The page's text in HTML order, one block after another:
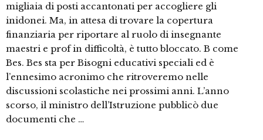
migliaia di posti accantonati per accogliere gli
inidonei. Ma, in attesa di trovare la copertura
finanziaria per riportare al ruolo di insegnante
maestri e prof in difficoltà, è tutto bloccato. B come
Bes. Bes sta per Bisogni educativi speciali ed è
l’ennesimo acronimo che ritroveremo nelle
discussioni scolastiche nei prossimi anni. L’anno
scorso, il ministro dell’Istruzione pubblicò due
documenti che …